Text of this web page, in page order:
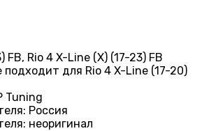
FB, Rio 4 X-Line (X) (17-23) FB
подходит для Rio 4 X-Line (17-20)
Tuning
Россия
неоригинал